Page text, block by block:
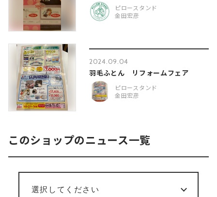
ピロースタンド
金田宏彦
2024.09.04
羽毛ふとん リフォームフェア
ピロースタンド
金田宏彦
このショップのニュース一覧